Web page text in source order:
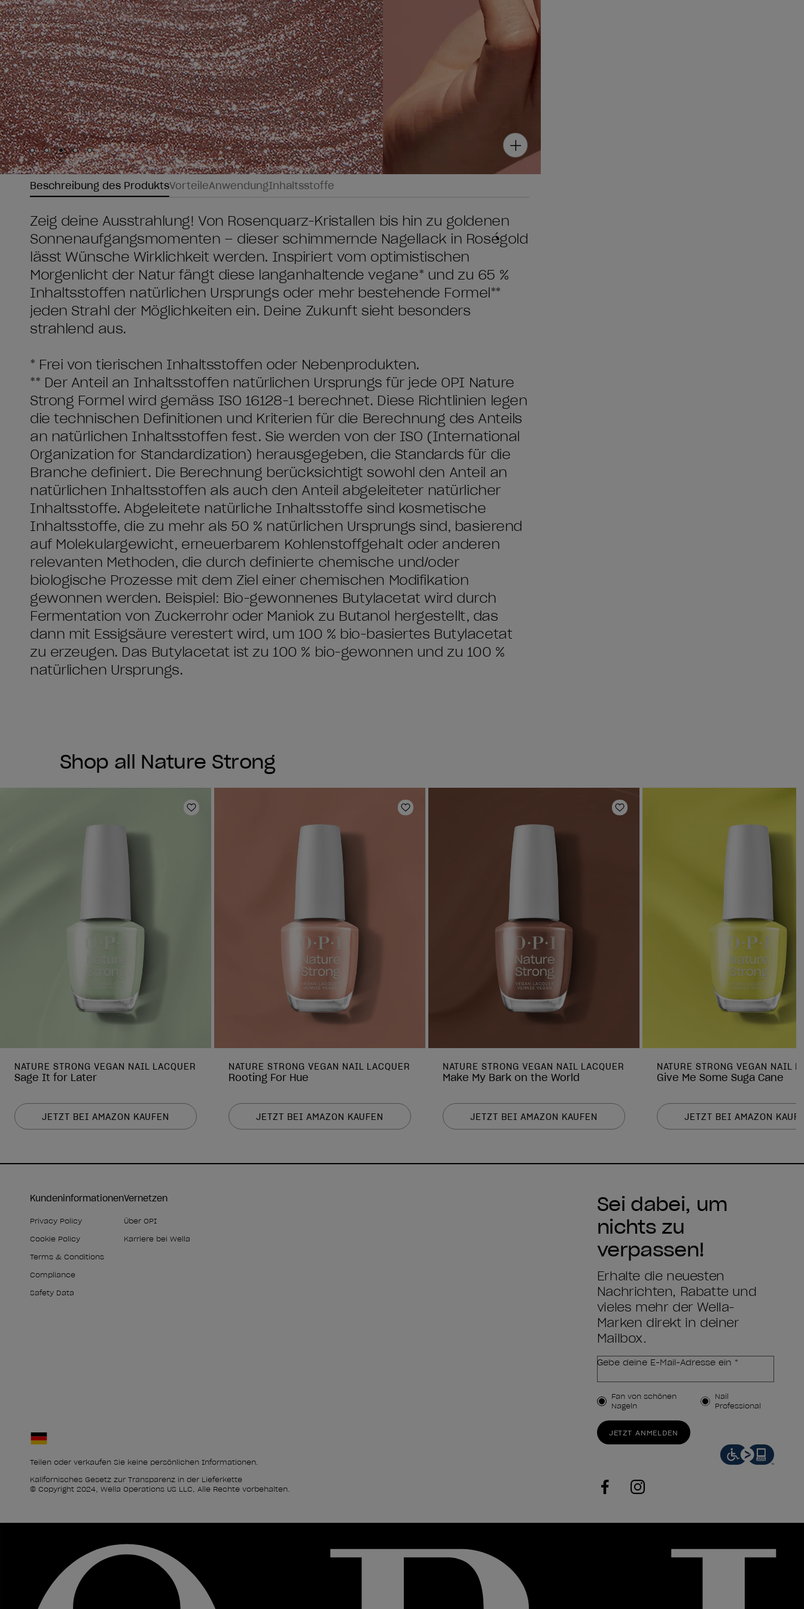
Skip to slide1
Skip to slide2
Skip to slide3
Skip to slide4
Skip to slide5
Beschreibung des ProduktsVorteileAnwendungInhaltsstoffe
Zeig deine Ausstrahlung! Von Rosenquarz-Kristallen bis hin zu goldenen
Sonnenaufgangsmomenten – dieser schimmernde Nagellack in Roségold
lässt Wünsche Wirklichkeit werden. Inspiriert vom optimistischen
Morgenlicht der Natur fängt diese langanhaltende vegane* und zu ​65 %
Inhaltsstoffen natürlichen Ursprungs oder mehr bestehende Formel**
jeden Strahl der Möglichkeiten ein. Deine Zukunft sieht besonders
strahlend aus.
* Frei von tierischen Inhaltsstoffen oder Nebenprodukten.
** Der Anteil an Inhaltsstoffen natürlichen Ursprungs für jede OPI Nature
Strong Formel wird gemäss ISO 16128-1 berechnet. Diese Richtlinien legen
die technischen Definitionen und Kriterien für die Berechnung des Anteils
an natürlichen Inhaltsstoffen fest. Sie werden von der ISO (International
Organization for Standardization) herausgegeben, die Standards für die
Branche definiert. Die Berechnung berücksichtigt sowohl den Anteil an
natürlichen Inhaltsstoffen als auch den Anteil abgeleiteter natürlicher
Inhaltsstoffe. Abgeleitete natürliche Inhaltsstoffe sind kosmetische
Inhaltsstoffe, die zu mehr als 50 % natürlichen Ursprungs sind, basierend
auf Molekulargewicht, erneuerbarem Kohlenstoffgehalt oder anderen
relevanten Methoden, die durch definierte chemische und/oder
biologische Prozesse mit dem Ziel einer chemischen Modifikation
gewonnen werden. Beispiel: Bio-gewonnenes Butylacetat wird durch
Fermentation von Zuckerrohr oder Maniok zu Butanol hergestellt, das
dann mit Essigsäure verestert wird, um 100 % bio-basiertes Butylacetat
zu erzeugen. Das Butylacetat ist zu 100 % bio-gewonnen und zu 100 %
natürlichen Ursprungs.
Shop all Nature Strong
Zur Wunschliste hinzufügen
NATURE STRONG VEGAN NAIL LACQUER
Sage It for Later
JETZT BEI AMAZON KAUFEN
Zur Wunschliste hinzufügen
NATURE STRONG VEGAN NAIL LACQUER
Rooting For Hue
JETZT BEI AMAZON KAUFEN
Zur Wunschliste hinzufügen
NATURE STRONG VEGAN NAIL LACQUER
Make My Bark on the World
JETZT BEI AMAZON KAUFEN
NATURE STRONG VEGAN NAIL
Give Me Some Suga Cane
JETZT BEI AMAZON
Kundeninformationen
Privacy Policy
Cookie Policy
Terms & Conditions
Compliance
Safety Data
Vernetzen
Über OPI
Karriere bei Wella
Teilen oder verkaufen Sie keine persönlichen Informationen.
Kalifornisches Gesetz zur Transparenz in der Lieferkette
© Copyright 2024, Wella Operations US LLC, Alle Rechte vorbehalten.
Sei dabei, um
nichts zu
verpassen!
Erhalte die neuesten
Nachrichten, Rabatte und
vieles mehr der Wella-
Marken direkt in deiner
Mailbox.
Gebe deine E-Mail-Adresse ein *
Kundenart
Fan von schönen
Nägeln
Nail
Professional
JETZT ANMELDEN